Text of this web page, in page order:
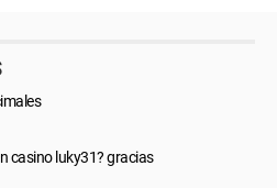
casino luky31? gracias